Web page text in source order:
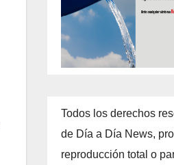
Todos los derechos
de Día a Día News,
reproducción total o